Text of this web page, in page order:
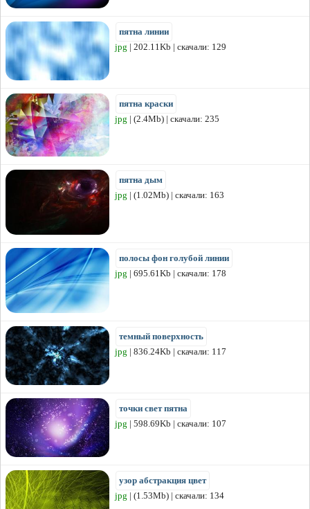
пятна линии
jpg | 202.11Kb | скачали: 129
пятна краски
jpg | (2.4Mb) | скачали: 235
пятна дым
jpg | (1.02Mb) | скачали: 163
полосы фон голубой линии
jpg | 695.61Kb | скачали: 178
темный поверхность
jpg | 836.24Kb | скачали: 117
точки свет пятна
jpg | 598.69Kb | скачали: 107
узор абстракция цвет
jpg | (1.53Mb) | скачали: 134